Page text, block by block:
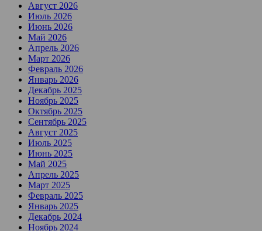
Август 2026
Июль 2026
Июнь 2026
Май 2026
Апрель 2026
Март 2026
Февраль 2026
Январь 2026
Декабрь 2025
Ноябрь 2025
Октябрь 2025
Сентябрь 2025
Август 2025
Июль 2025
Июнь 2025
Май 2025
Апрель 2025
Март 2025
Февраль 2025
Январь 2025
Декабрь 2024
Ноябрь 2024